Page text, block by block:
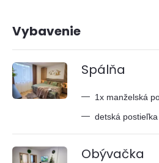
Vybavenie
Spálňa
— 1x manželská
— detská
Obývačka